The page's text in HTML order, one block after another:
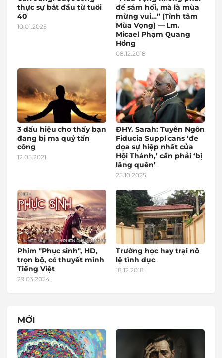
thực sự bắt đầu từ tuổi
40
10.01.2025
để sám hối, mà là mùa
mừng vui…” (Tĩnh tâm
Mùa Vọng) — Lm.
Micael Phạm Quang
Hồng
08.12.2018
3 dấu hiệu cho thấy bạn
đang bị ma quỷ tấn
công
12.05.2021
ĐHY. Sarah: Tuyên Ngôn
Fiducia Supplicans ‘đe
dọa sự hiệp nhất của
Hội Thánh,’ cần phải ‘bị
lãng quên’
25.10.2025
Phim "Phục sinh", HD,
trọn bộ, có thuyết minh
Tiếng Việt
29.03.2024
Trường học hay trại nô
lệ tình dục
18.12.2018
MỚI